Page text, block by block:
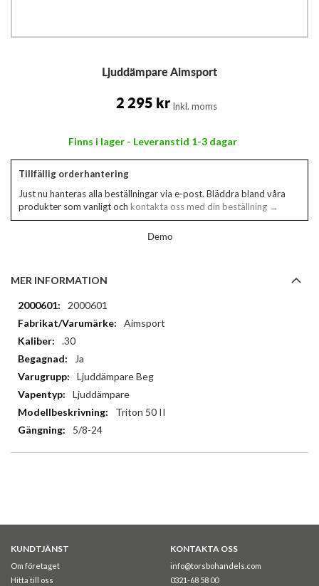
Ljuddämpare Aimsport
2 295 kr Inkl. moms
Finns i lager - Leveranstid 1-3 dagar
Tillfällig orderhantering
Just nu hanteras alla beställningar via e-post. Bläddra bland våra
produkter som vanligt och kontakta oss med din beställning →
Demo
MER INFORMATION
Mer
information
2000601
Aimsport
.30
Ja
Ljuddämpare Beg
Ljuddämpare
Triton 50 II
5/8-24
KUNDTJÄNST
Om företaget
Hitta till oss
KONTAKTA OSS
info@torsbohandels.com
0321-68 58 00